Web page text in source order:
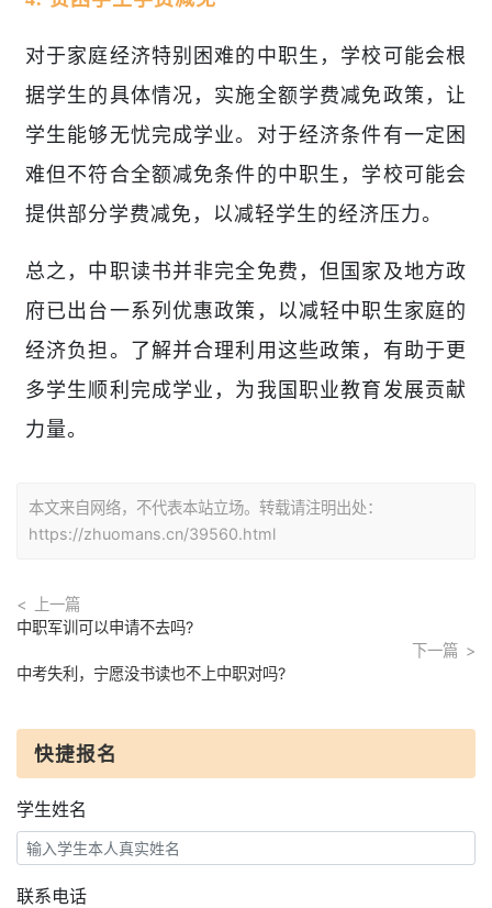
对于家庭经济特别困难的中职生，学校可能会根
据学生的具体情况，实施全额学费减免政策，让
学生能够无忧完成学业。对于经济条件有一定困
难但不符合全额减免条件的中职生，学校可能会
提供部分学费减免，以减轻学生的经济压力。
总之，中职读书并非完全免费，但国家及地方政
府已出台一系列优惠政策，以减轻中职生家庭的
经济负担。了解并合理利用这些政策，有助于更
多学生顺利完成学业，为我国职业教育发展贡献
力量。
本文来自网络，不代表本站立场。转载请注明出处：
https://zhuomans.cn/39560.html
上一篇
中职军训可以申请不去吗?
下一篇
中考失利，宁愿没书读也不上中职对吗?
快捷报名
学生姓名
联系电话